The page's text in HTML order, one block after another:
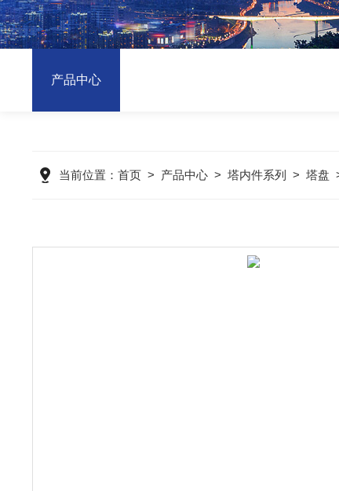
产品中心
当前位置： 首页> 产品中心> 塔内件系列 > 塔盘